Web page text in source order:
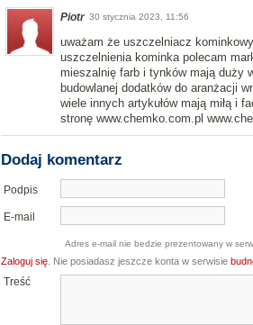
Piotr 30 stycznia 2023, 11:56
uważam że uszczelniacz
uszczelnienia kominka polecam
mieszalnię farb i tynków mają duży
budowlanej dodatków do aranżacji
wiele innych artykułów mają miłą i
stronę www.chemko.com.pl
Dodaj komentarz
Podpis
E-mail
Adres e-mail nie bedzie prezentowany w
Zaloguj się . Nie posiadasz jeszcze konta w serwisie
Treść